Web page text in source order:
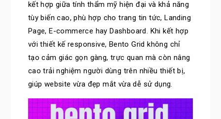
kết hợp giữa tính thẩm mỹ hiện đại và khả năng
tùy biến cao, phù hợp cho trang tin tức, Landing
Page, E-commerce hay Dashboard. Khi kết hợp
với thiết kế responsive, Bento Grid không chỉ
tạo cảm giác gọn gàng, trực quan mà còn nâng
cao trải nghiệm người dùng trên nhiều thiết bị,
giúp website vừa đẹp mắt vừa dễ sử dụng.